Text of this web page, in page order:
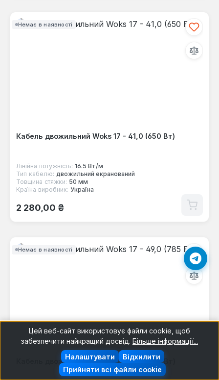
Немає в наявності
Кабель двожильний Woks 17 - 41,0 (650 Вт)
Лінійна потужність: 16.5 Вт/м
Тип кабелю: двожильний екранований
Товщина стяжки: 50 мм
Країна виробник: Україна
Звичайна ціна:
2 280,00 ₴
Немає в наявності
Кабель двожильний Woks 17 - 49,0 (785 Вт)
Цей веб-сайт використовує файли cookie, щоб
забезпечити найкращий досвід. Більше інформації...
Відхилити
Налаштувати
Прийняти всі файли cookie